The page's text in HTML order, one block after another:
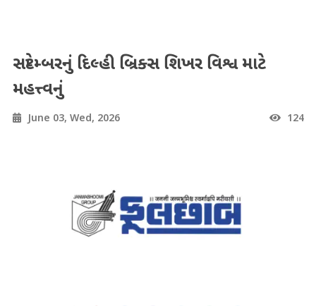
સપ્ટેમ્બરનું દિલ્હી બ્રિક્સ શિખર વિશ્વ માટે
મહત્ત્વનું
June 03, Wed, 2026 124